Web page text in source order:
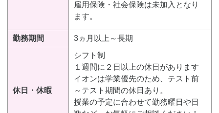
雇用保険・社会保険は未加入となり
ます。
勤務期間 3ヵ月以上～長期
休日・休暇
シフト制
１週間に２日以上の休日があります
イオンは学業優先のため、テスト前
～テスト期間の休日あり。
授業の予定に合わせて勤務曜日や日